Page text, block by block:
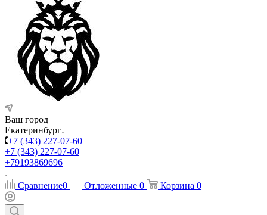
Ваш город
Екатеринбург
+7 (343) 227-07-60
+7 (343) 227-07-60
+79193869696
Сравнение0 Отложенные 0 Корзина 0